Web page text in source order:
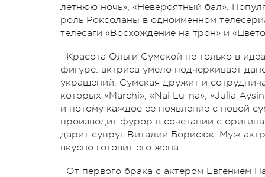
летнюю ночь», «Невероятный бал».
роль Роксоланы в одноименном
телесаги «Восхождение на трон» и
Красота Ольги Сумской не только в
фигуре: актриса умело подчеркивает
украшений. Сумская дружит и
которых «Marchi», «Nai Lu-na», «Julia
и потому каждое ее появление с новой
производит фурор в сочетании с
дарит супруг Виталий Борисюк. Муж
вкусно готовит его жена.
От первого брака с актером Евгением